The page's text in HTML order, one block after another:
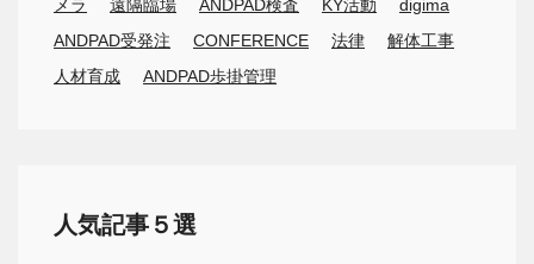
メラ
遠隔臨場 ANDPAD検査 KY活動
digima
ANDPAD受発注
CONFERENCE 法律
解体工事
人材育成
ANDPAD歩掛管理
人気記事５選